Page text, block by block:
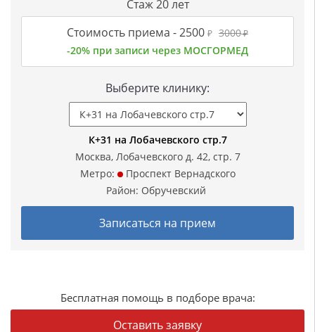
Стаж 20 лет
Стоимость приема -2500 ₽ 3000₽
-20% при записи через МОСГОРМЕД
Выберите клинику:
К+31 на Лобачевского стр.7
Москва, Лобачевского д. 42, стр. 7
Метро:
Проспект Вернадского
Район: Обручевский
Записаться на прием
Бесплатная помощь в подборе врача:
Оставить заявку